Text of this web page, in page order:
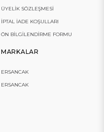
ÜYELIK SÖZLEŞMESI
İPTAL İADE KOŞULLARI
ÖN BILGILENDIRME FORMU
MARKALAR
ERSANCAK
ERSANCAK